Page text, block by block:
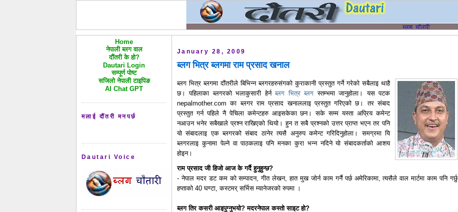
Home
नेपाली ब्लग वाल
दौंतरी के हो?
Dautari Login
सम्पूर्ण पोष्ट
सजिलो नेपाली टाइपिङ
AI Chat GPT
मलाई दौंतरी मनपर्छ
Dautari Voice
January 28, 2009
ब्लग भित्र ब्लगमा राम प्रसाद खनाल
ब्लग भित्र ब्लगमा दौंतरीले बिभिन्न ब्लगरहरुसंगको कुराकानी प्रस्तुत गर्ने गरेको सबैलाइ थाहै
छ। पहिलाका ब्लगरको भलाकुसारी हेर्नब्लग भित्र ब्लग स्तम्भमा जानुहोला। यस पटक
nepalmother.com का ब्लगर राम प्रसाद खनाललाइ प्रस्तुत गरिएको छ। तर संबाद
प्रस्तुत गर्न पहिले नै पेचिला कमेन्टहरु आइसकेका छन। सके सम्म यस्ता अप्रिय कमेन्ट
नआउन भनेर सबैखाले प्रश्न राखिएको थियो। हुन त सबै प्रश्नको उत्तर प्राप्त भएन तर पनि
यो संबादलाइ एक ब्लगरको संबाद ठानेर त्यसै अनुरुप कमेन्ट गरिदिनुहोला। समग्रमा यि
ब्लगरलाइ कुनामा पेल्ने वा पाठकलाइ पनि मनका कुरा भन्न नदिने यो संबादकर्ताको आशय
होइन।
राम प्रसाद जी हिजो आज के गर्दै हुनुहुन्छ?
- नेपाल मदर डट कम को सम्पादन, गीत लेखन, हात मुख जोर्न काम गर्नै पर्छ अमेरिकामा, त्यसैले वाल मार्टमा काम पनि गर्छु
हप्ताको 40 घण्टा, कस्टमर् सर्भिस म्यानेजरको रुपमा ।
ब्लग तिर कसरी आइपुग्नुभयो? मदरनेपाल कस्तो साइट हो?